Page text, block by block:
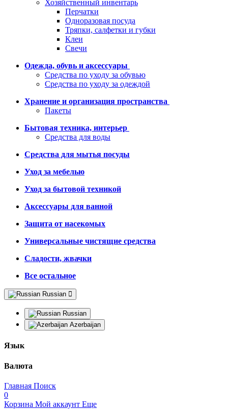
Хозяйственный инвентарь
Перчатки
Одноразовая посуда
Тряпки, салфетки и губки
Клеи
Свечи
Одежда, обувь и аксессуары
Средства по уходу за обувью
Средства по уходу за одеждой
Хранение и организация пространства
Пакеты
Бытовая техника, интерьер
Средства для воды
Средства для мытья посуды
Уход за мебелью
Уход за бытовой техникой
Аксессуары для ванной
Защита от насекомых
Универсальные чистящие средства
Сладости, жвачки
Все остальное
Russian
Russian
Azerbaijan
Язык
Валюта
Главная Поиск
0
Корзина Мой аккаунт Еще